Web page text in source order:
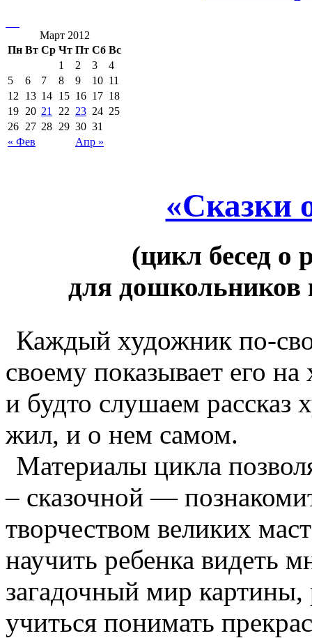
Март 2012
Пн Вт Ср Чт Пт Сб Вс
« Фев Апр »
1 2 3
4
5
6 7 8 9 10 11
12
13 14 15 16 17 18
19 20 21 22 23 24 25
26 27 28 29 30 31
«Сказки
(цикл бесед о
для
Каждый художник по-
своему показывает его
и будто слушаем рассказ
жил, и о нем самом.
Материалы цикла
– сказочной —
творчеством великих
научить ребенка видеть
загадочный мир
учиться понимать